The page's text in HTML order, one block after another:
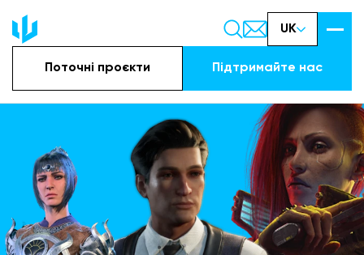
UK
Поточні проєкти Підтримайте наc